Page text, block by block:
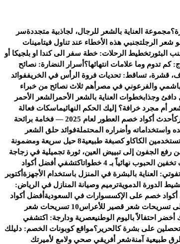
مجموعة العناية بالشعر للرجال، لجاذبية متجددةسر
شعر الرجلتجنبي هذه الأخطاء عند تناول فيتامينات
البثورتخطيط الرحلات: خطة سفر الى كندا او بلجيكا أو
كم تدوم وما علامات انتهائها؟ أسرار النضارة: نصائح
قشرة، تساقط: تحديات فروة الرأس في الخريففوائد
والفرعوني في مصر أهم ثلاث نصائح من خبراء
وجذابخطوات العناية بالشعر الأحمر الشعر الأحمر
أم مجرد خرافة؟ إليك الحكم النهائيماسكات فعالة
أحدث أكواد خصم العطور لعام 2025 — فخامة برائحة
واستخداماته وأضراره المحتملةفوائد حلق الشعر
الكاكاو كصبغة طبيعية
8 حيل سريعة ومضمونة
رفع الجفون إلى تبييض العين، ثورة تجميلية في زجاجة
الحبوب نهائياً بـ 4 خطوات
اكتشفي أفضل أكواد
تفوتي: العناية بالبشرة في المنزل باستخدام الأجهزة أكتوبر
الدورة الدمويةترميم وصيانة المنازل في الرياض:
خصم على الإكسسوارات في السعودية أفضل أكواد
تسريحات شعر قصير للأعراس
10 تسريحات شعر
احتفالاً باليوم الوطنيعصرية ودارجة: اكتشفي
على بشرة كالحرير؟مواقع كوبونات الخصم: دليلك
طبيعية آمنةشعر أفريقي صحي ولامع لأميرتك